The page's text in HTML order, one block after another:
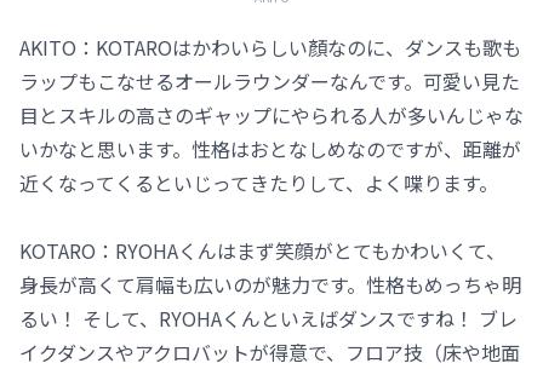
AKITO：KOTAROはかわいらしい顏なのに、ダンスも歌も
ラップもこなせるオールラウンダーなんです。可愛い見た
目とスキルの高さのギャップにやられる人が多いんじゃな
いかなと思います。性格はおとなしめなのですが、距離が
近くなってくるといじってきたりして、よく喋ります。
KOTARO：RYOHAくんはまず笑顔がとてもかわいくて、
身長が高くて肩幅も広いのが魅力です。性格もめっちゃ明
るい！ そして、RYOHAくんといえばダンスですね！ ブレ
イクダンスやアクロバットが得意で、フロア技（床や地面